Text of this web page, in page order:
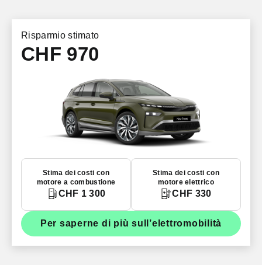
Risparmio stimato
CHF 970
Stima dei costi con
motore a combustione
CHF 1 300
Stima dei costi con
motore elettrico
CHF 330
Per saperne di più sull’elettromobilità